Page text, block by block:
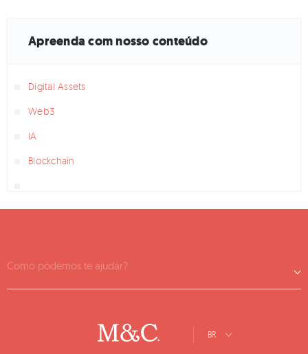
Apreenda com nosso conteúdo
Digital Assets
Web3
IA
Blockchain
Como podemos te ajudar?
BR